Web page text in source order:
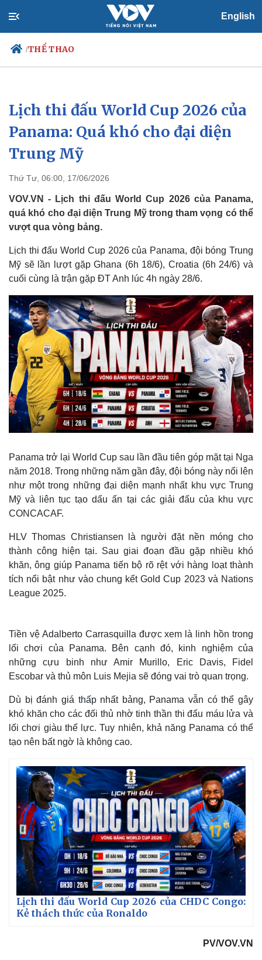
English
/THỂ THAO
Chính trị
Đảng
Tổ chức nhân sự
Quốc hội
Nhận diện sự thật
Xã hội
Tin 24h
Dự báo thời tiết
Lịch thi đấu World Cup 2026 của
Panama: Quá khó cho đại diện
Trung Mỹ
Thứ Tư, 06:00, 17/06/2026
VOV.VN - Lịch thi đấu World Cup 2026 của Panama,
quá khó cho đại diện Trung Mỹ trong tham vọng có thể
vượt qua vòng bảng.
Lịch thi đấu World Cup 2026 của Panama, đội bóng Trung
Mỹ sẽ lần lượt gặp Ghana (6h 18/6), Croatia (6h 24/6) và
cuối cùng là trận gặp ĐT Anh lúc 4h ngày 28/6.
Panama trở lại World Cup sau lần đầu tiên góp mặt tại Nga
năm 2018. Trong những năm gần đây, đội bóng này nổi lên
như một trong những đại diện mạnh nhất khu vực Trung
Mỹ và liên tục tạo dấu ấn tại các giải đấu của khu vực
CONCACAF.
HLV Thomas Christiansen là người đặt nền móng cho
thành công hiện tại. Sau giai đoạn đầu gặp nhiều khó
khăn, ông giúp Panama tiến bộ rõ rệt với hàng loạt thành
tích nổi bật như vào chung kết Gold Cup 2023 và Nations
League 2025.
Tiền vệ Adalberto Carrasquilla được xem là linh hồn trong
lối chơi của Panama. Bên cạnh đó, kinh nghiệm của
những cựu binh như Amir Murillo, Eric Davis, Fidel
Escobar và thủ môn Luis Mejia sẽ đóng vai trò quan trọng.
Dù bị đánh giá thấp nhất bảng, Panama vẫn có thể gây
khó khăn cho các đối thủ nhờ tinh thần thi đấu máu lửa và
lối chơi giàu thể lực. Tuy nhiên, khả năng Panama có thể
tạo nên bất ngờ là không cao.
Lịch thi đấu World Cup 2026 của CHDC Congo:
Kẻ thách thức của Ronaldo
PV/VOV.VN